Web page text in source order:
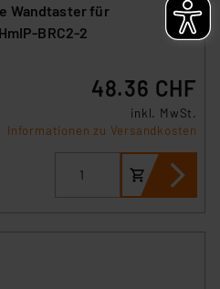
Wandtaster für
BRC2-2
48.36 CHF
inkl. MwSt.
Informationen zu Versandkosten